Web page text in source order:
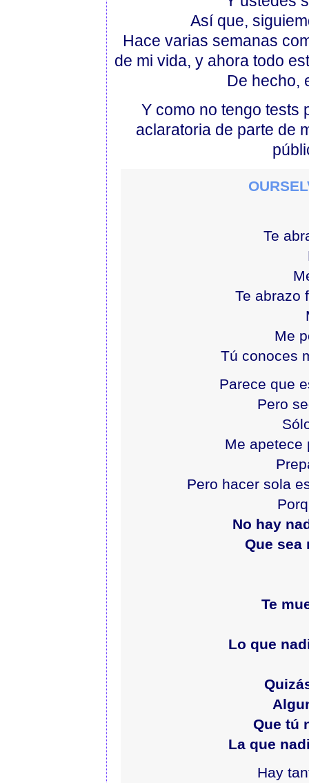
Así que,
Hace varias semanas
de mi vida, y ahora todo
De hecho,
Y como no tengo tests
aclaratoria de parte de
Te
Te abrazo
Me
Tú conoces
Parece que
Pero
Me apetece
Pero hacer sola
No hay
Que sea
Te
Lo que
Que tú
La que
Hay